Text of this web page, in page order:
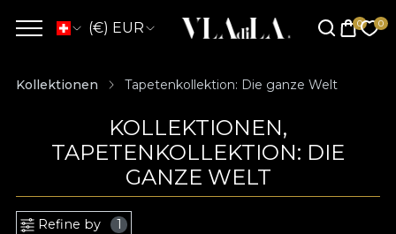
(€) EUR
Kollektionen Tapetenkollektion: Die ganze Welt
KOLLEKTIONEN,
TAPETENKOLLEKTION: DIE
GANZE WELT
Refine by 1